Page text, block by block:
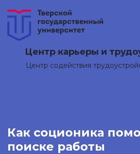
Центр карьеры и
Центр содействия
Как соционика
поиске работы